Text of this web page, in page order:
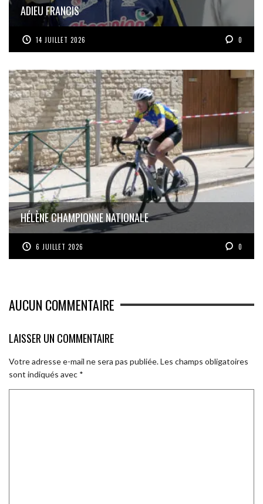
ADIEU FRANCIS
14 JUILLET 2026 0
HÉLÈNE CHAMPIONNE NATIONALE
6 JUILLET 2026 0
AUCUN COMMENTAIRE
LAISSER UN COMMENTAIRE
Votre adresse e-mail ne sera pas publiée.Les champs obligatoires
sont indiqués avec *